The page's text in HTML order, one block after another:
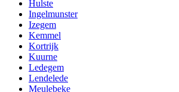
Hulste
Ingelmunster
Izegem
Kemmel
Kortrijk
Kuurne
Ledegem
Lendelede
Meulebeke